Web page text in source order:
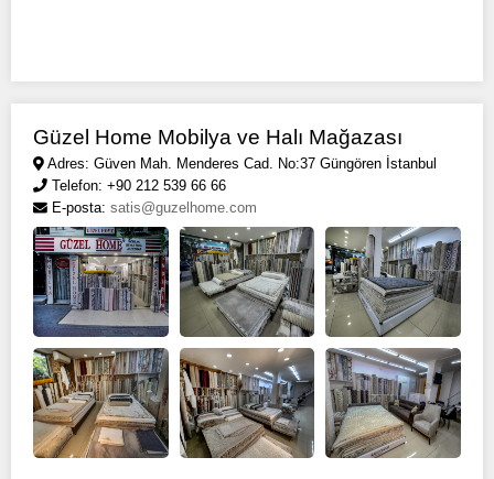
Güzel Home Mobilya ve Halı Mağazası
Adres: Güven Mah. Menderes Cad. No:37 Güngören İstanbul
Telefon: +90 212 539 66 66
E-posta: satis@guzelhome.com